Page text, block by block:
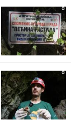
0
0